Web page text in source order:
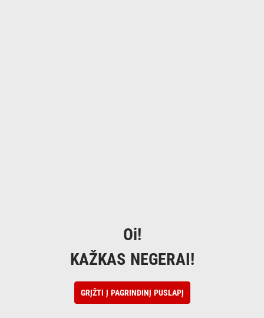
Oi!
KAŽKAS NEGERAI!
GRĮŽTI Į PAGRINDINĮ PUSLAPĮ